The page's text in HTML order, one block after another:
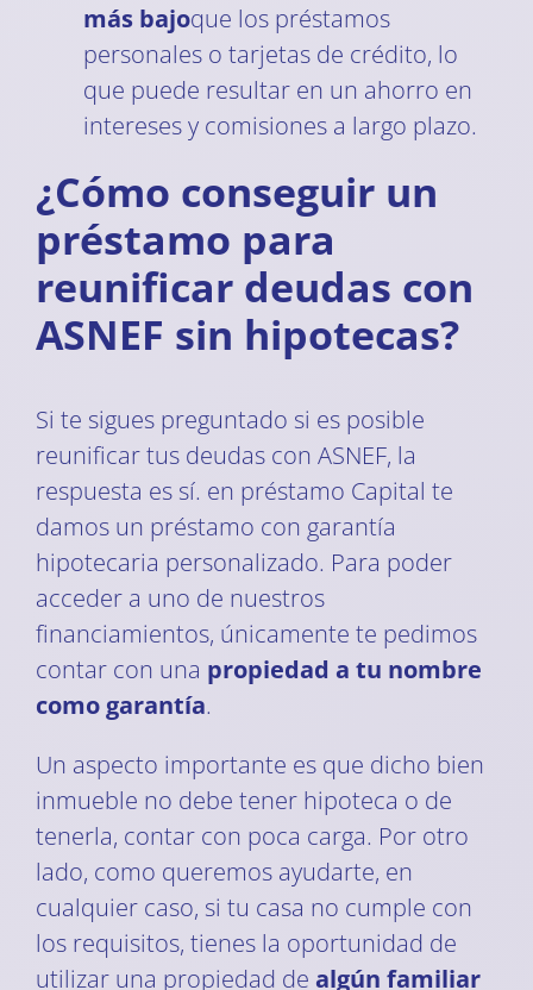
más bajoque los préstamos
personales o tarjetas de crédito, lo
que puede resultar en un ahorro en
intereses y comisiones a largo plazo.
¿Cómo conseguir un
préstamo para
reunificar deudas con
ASNEF sin hipotecas?
Si te sigues preguntado si es posible
reunificar tus deudas con ASNEF, la
respuesta es sí. en préstamo Capital te
damos un préstamo con garantía
hipotecaria personalizado. Para poder
acceder a uno de nuestros
financiamientos, únicamente te pedimos
contar con una propiedad a tu nombre
como garantía.
Un aspecto importante es que dicho bien
inmueble no debe tener hipoteca o de
tenerla, contar con poca carga. Por otro
lado, como queremos ayudarte, en
cualquier caso, si tu casa no cumple con
los requisitos, tienes la oportunidad de
utilizar una propiedad de algún familiar